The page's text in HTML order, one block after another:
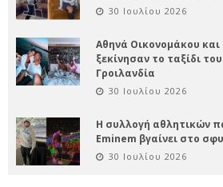
30 Ιουλίου 2026
Αθηνά Οικονομάκου
ξεκίνησαν το ταξίδι
Γροιλανδία
30 Ιουλίου 2026
Η συλλογή αθλητικών
Eminem βγαίνει στο
30 Ιουλίου 2026